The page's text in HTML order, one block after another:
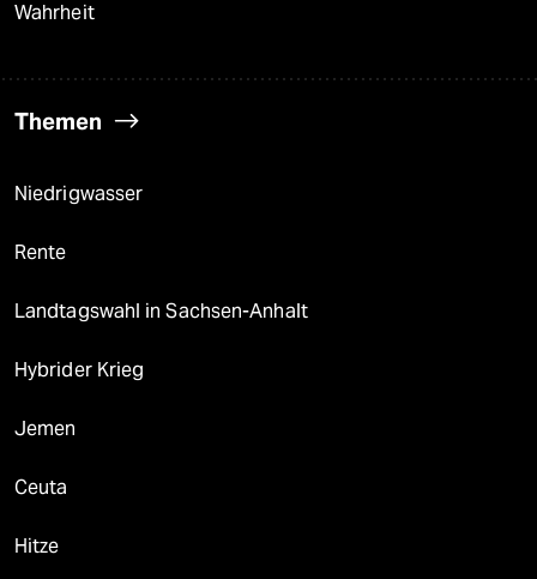
Wahrheit
Themen
Niedrigwasser
Rente
Landtagswahl in Sachsen-Anhalt
Hybrider Krieg
Jemen
Ceuta
Hitze